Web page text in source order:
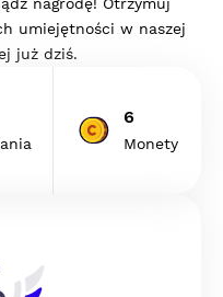
umiejętności w naszej
już dziś.
6
Monety